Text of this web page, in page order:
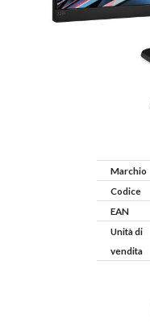
Marchio
Codice
EAN
Unità di
vendita